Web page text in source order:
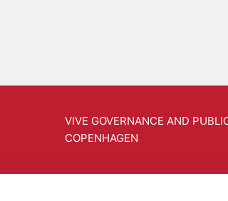
VIVE GOVERNANCE AND
COPENHAGEN